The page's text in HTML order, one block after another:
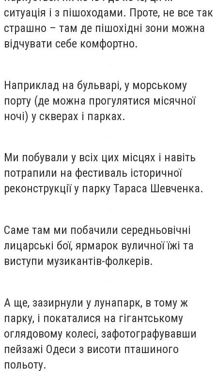
ситуація і з пішоходами. Проте, не все так
страшно – там де пішохідні зони можна
відчувати себе комфортно.
Наприклад на бульварі, у морському
порту (де можна прогулятися місячної
ночі) у скверах і парках.
Ми побували у всіх цих місцях і навіть
потрапили на фестиваль історичної
реконструкції у парку Тараса Шевченка.
Саме там ми побачили середньовічні
лицарські бої, ярмарок вуличної їжі та
виступи музикантів-фолкерів.
А ще, зазирнули у лунапарк, в тому ж
парку, і покаталися на гігантському
оглядовому колесі, зафотографувавши
пейзажі Одеси з висоти пташиного
польоту.